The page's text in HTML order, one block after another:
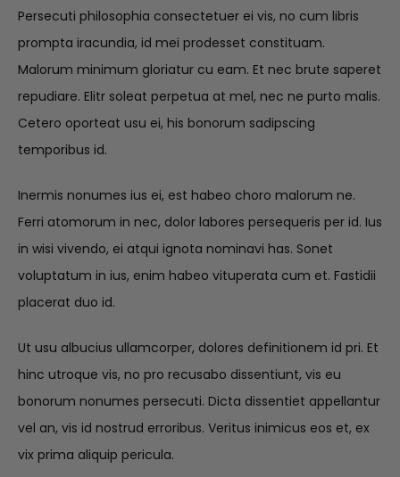
Persecuti philosophia consectetuer ei vis, no cum libris
prompta iracundia, id mei prodesset constituam.
Malorum minimum gloriatur cu eam. Et nec brute saperet
repudiare. Elitr soleat perpetua at mel, nec ne purto malis.
Cetero oporteat usu ei, his bonorum sadipscing
temporibus id.
Inermis nonumes ius ei, est habeo choro malorum ne.
Ferri atomorum in nec, dolor labores persequeris per id. Ius
in wisi vivendo, ei atqui ignota nominavi has. Sonet
voluptatum in ius, enim habeo vituperata cum et. Fastidii
placerat duo id.
Ut usu albucius ullamcorper, dolores definitionem id pri. Et
hinc utroque vis, no pro recusabo dissentiunt, vis eu
bonorum nonumes persecuti. Dicta dissentiet appellantur
vel an, vis id nostrud erroribus. Veritus inimicus eos et, ex
vix prima aliquip pericula.